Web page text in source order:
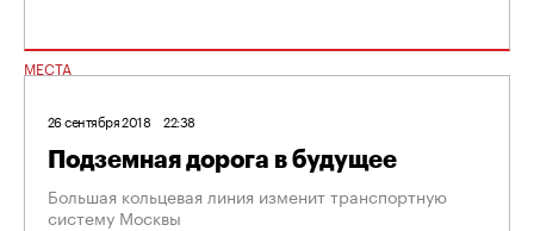
МЕСТА
26 сентября 2018 22:38
Подземная дорога в будущее
Большая кольцевая линия изменит транспортную
систему Москвы